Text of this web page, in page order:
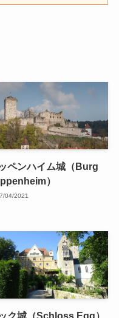
ペンハイム城（Burg
）
04/2021
ク城（Schloss Egg）